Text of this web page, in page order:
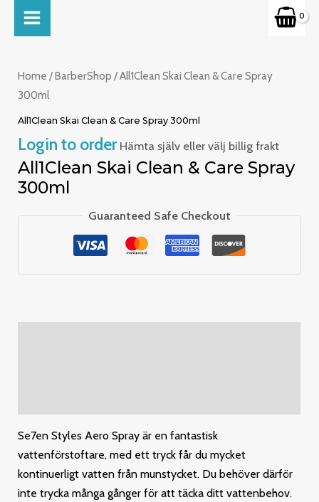
MAIN
Home /BarberShop / All1Clean Skai Clean & Care Spray
300ml
All1Clean Skai Clean & Care Spray 300ml
Login to order Hämta själv eller välj billig frakt
All1Clean Skai Clean & Care Spray
300ml
Guaranteed Safe Checkout
Se7en Styles Aero Spray är en fantastisk
vattenförstoftare, med ett tryck får du mycket
kontinuerligt vatten från munstycket. Du behöver därför
inte trycka många gånger för att täcka ditt vattenbehov.